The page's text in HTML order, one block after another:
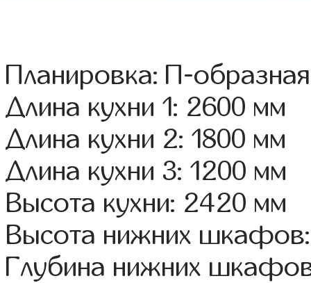
Планировка: П-образная
Длина кухни 1: 2600 мм
Длина кухни 2: 1800 мм
Длина кухни 3: 1200 мм
Высота кухни: 2420 мм
Высота нижних
Глубина нижних